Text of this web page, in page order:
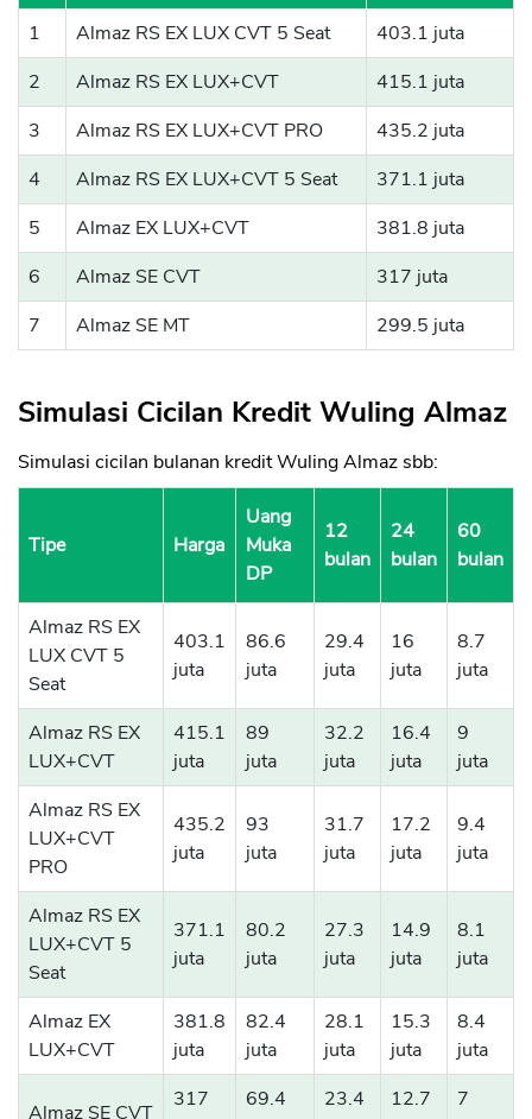
1 Almaz RS EX LUX CVT 5 Seat
403.1 juta
2
Almaz RS EX LUX+CVT
415.1 juta
3
Almaz RS EX LUX+CVT PRO
435.2 juta
4
Almaz RS EX LUX+CVT 5 Seat
371.1 juta
5
Almaz EX LUX+CVT
381.8 juta
6
Almaz SE CVT
317 juta
7
Almaz SE MT 299.5 juta
Simulasi Cicilan Kredit Wuling Almaz
Simulasi cicilan bulanan kredit Wuling Almaz sbb:
Tipe Harga
Uang
Muka
DP
12
bulan
24
bulan
60
bulan
Almaz RS EX
LUX CVT 5
Seat
403.1
juta
86.6
juta
29.4
juta
16
juta
8.7
juta
Almaz RS EX
LUX+CVT
415.1
juta
89
juta
32.2
juta
16.4
juta
9
juta
Almaz RS EX
LUX+CVT
PRO
435.2
juta
93
juta
31.7
juta
17.2
juta
9.4
juta
Almaz RS EX
LUX+CVT 5
Seat
371.1
juta
80.2
juta
27.3
juta
14.9
juta
8.1
juta
Almaz EX
LUX+CVT
381.8
juta
82.4
juta
28.1
juta
15.3
juta
8.4
juta
Almaz SE CVT
317
69.4
23.4
12.7
7